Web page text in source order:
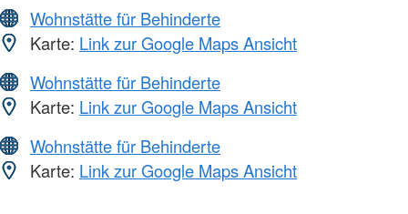
Wohnstätte für Behinderte
Karte: Link zur Google Maps Ansicht
Wohnstätte für Behinderte
Karte: Link zur Google Maps Ansicht
Wohnstätte für Behinderte
Karte: Link zur Google Maps Ansicht